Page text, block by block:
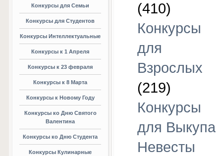
Конкурсы для Семьи
Конкурсы для Студентов
Конкурсы Интеллектуальные
Конкурсы к 1 Апреля
Конкурсы к 23 февраля
Конкурсы к 8 Марта
Конкурсы к Новому Году
Конкурсы ко Дню Святого
Валентина
Конкурсы ко Дню Студента
Конкурсы Кулинарные
(410)
Конкурсы
для
Взрослых
(219)
Конкурсы
для Выкупа
Невесты